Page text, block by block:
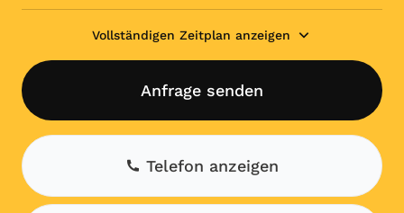
Vollständigen Zeitplan anzeigen
Anfrage senden
Telefon anzeigen